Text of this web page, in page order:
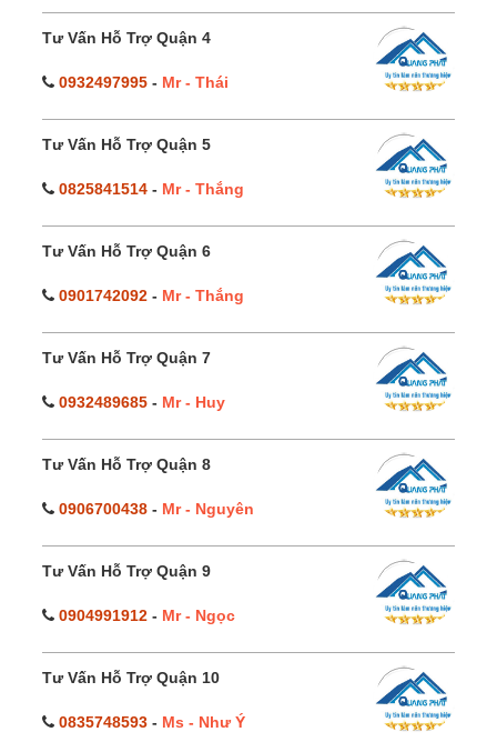
Tư Vấn Hỗ Trợ Quận 4
0932497995 - Mr - Thái
Tư Vấn Hỗ Trợ Quận 5
0825841514 - Mr - Thắng
Tư Vấn Hỗ Trợ Quận 6
0901742092 - Mr - Thắng
Tư Vấn Hỗ Trợ Quận 7
0932489685 - Mr - Huy
Tư Vấn Hỗ Trợ Quận 8
0906700438 - Mr - Nguyên
Tư Vấn Hỗ Trợ Quận 9
0904991912 - Mr - Ngọc
Tư Vấn Hỗ Trợ Quận 10
0835748593 - Ms - Như Ý